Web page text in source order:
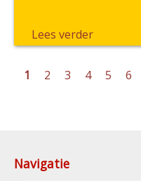
Lees verder
Pagina
1 Pagina
2 Pagina
3 Pagina
4 Pagina
5 6
Navigatie